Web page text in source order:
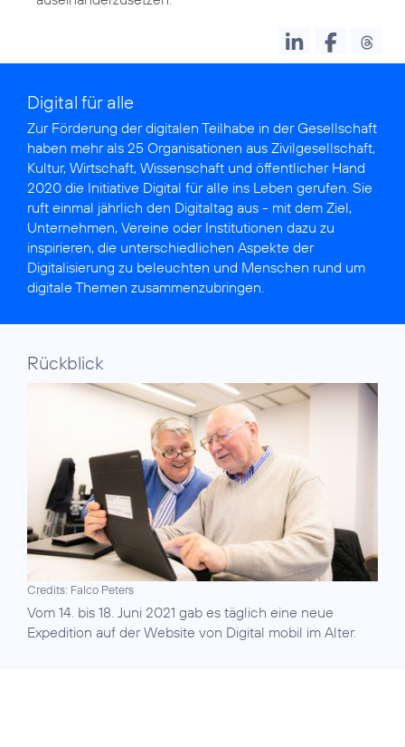
Digital für alle
Zur Förderung der digitalen Teilhabe in der Gesellschaft
haben mehr als 25 Organisationen aus Zivilgesellschaft,
Kultur, Wirtschaft, Wissenschaft und öffentlicher Hand
2020 die Initiative Digital für alle ins Leben gerufen. Sie
ruft einmal jährlich den Digitaltag aus - mit dem Ziel,
Unternehmen, Vereine oder Institutionen dazu zu
inspirieren, die unterschiedlichen Aspekte der
Digitalisierung zu beleuchten und Menschen rund um
digitale Themen zusammenzubringen.
Rückblick
Credits: Falco Peters
Vom 14. bis 18. Juni 2021 gab es täglich eine neue
Expedition auf derWebsite von Digital mobil im Alter.